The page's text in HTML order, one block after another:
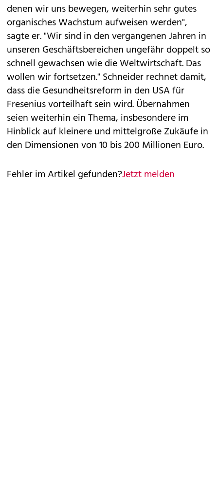
denen wir uns bewegen, weiterhin sehr gutes
organisches Wachstum aufweisen werden",
sagte er. "Wir sind in den vergangenen Jahren in
unseren Geschäftsbereichen ungefähr doppelt so
schnell gewachsen wie die Weltwirtschaft. Das
wollen wir fortsetzen." Schneider rechnet damit,
dass die Gesundheitsreform in den USA für
Fresenius vorteilhaft sein wird. Übernahmen
seien weiterhin ein Thema, insbesondere im
Hinblick auf kleinere und mittelgroße Zukäufe in
den Dimensionen von 10 bis 200 Millionen Euro.
Fehler im Artikel gefunden?Jetzt melden